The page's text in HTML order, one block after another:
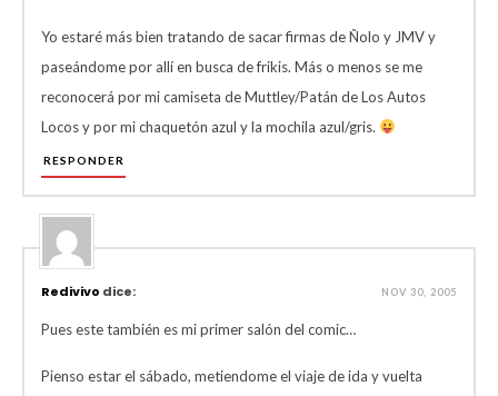
Yo estaré más bien tratando de sacar firmas de Ñolo y JMV y
paseándome por allí en busca de frikis. Más o menos se me
reconocerá por mi camiseta de Muttley/Patán de Los Autos
Locos y por mi chaquetón azul y la mochila azul/gris.
RESPONDER
Redivivo dice: NOV 30, 2005
Pues este también es mi primer salón del comic…
Pienso estar el sábado, metiendome el viaje de ida y vuelta